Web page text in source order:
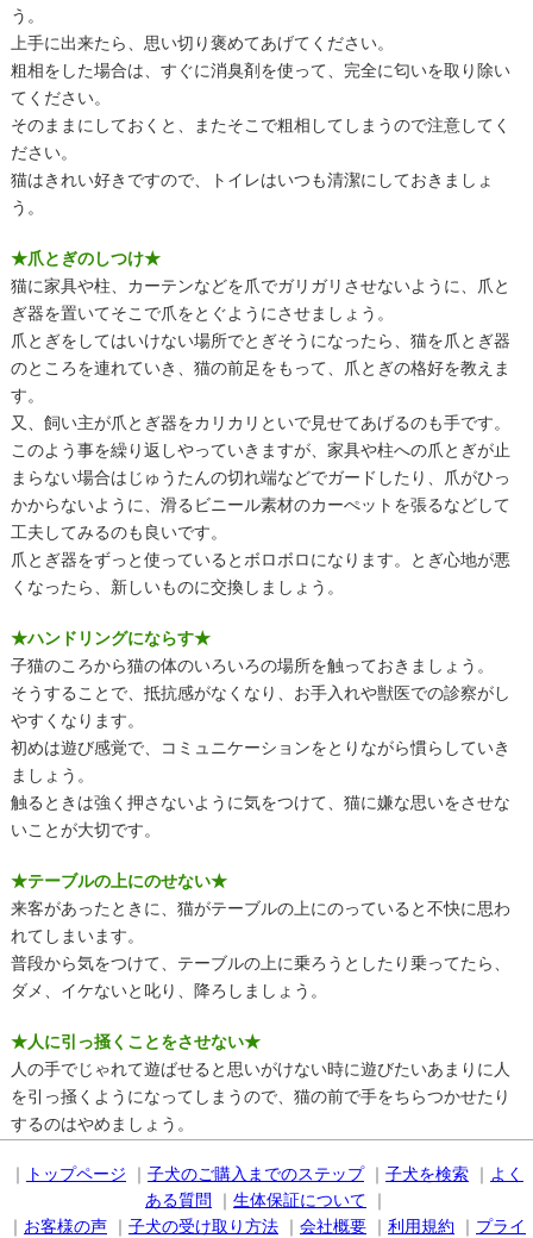
う。
上手に出来たら、思い切り褒めてあげてください。
粗相をした場合は、すぐに消臭剤を使って、完全に匂いを取り除い
てください。
そのままにしておくと、またそこで粗相してしまうので注意してく
ださい。
猫はきれい好きですので、トイレはいつも清潔にしておきましょ
う。
★爪とぎのしつけ★
猫に家具や柱、カーテンなどを爪でガリガリさせないように、爪と
ぎ器を置いてそこで爪をとぐようにさせましょう。
爪とぎをしてはいけない場所でとぎそうになったら、猫を爪とぎ器
のところを連れていき、猫の前足をもって、爪とぎの格好を教えま
す。
又、飼い主が爪とぎ器をカリカリといで見せてあげるのも手です。
このよう事を繰り返しやっていきますが、家具や柱への爪とぎが止
まらない場合はじゅうたんの切れ端などでガードしたり、爪がひっ
かからないように、滑るビニール素材のカーぺットを張るなどして
工夫してみるのも良いです。
爪とぎ器をずっと使っているとボロボロになります。とぎ心地が悪
くなったら、新しいものに交換しましょう。
★ハンドリングにならす★
子猫のころから猫の体のいろいろの場所を触っておきましょう。
そうすることで、抵抗感がなくなり、お手入れや獣医での診察がし
やすくなります。
初めは遊び感覚で、コミュニケーションをとりながら慣らしていき
ましょう。
触るときは強く押さないように気をつけて、猫に嫌な思いをさせな
いことが大切です。
★テーブルの上にのせない★
来客があったときに、猫がテーブルの上にのっていると不快に思わ
れてしまいます。
普段から気をつけて、テーブルの上に乗ろうとしたり乗ってたら、
ダメ、イケないと叱り、降ろしましょう。
★人に引っ掻くことをさせない★
人の手でじゃれて遊ばせると思いがけない時に遊びたいあまりに人
を引っ掻くようになってしまうので、猫の前で手をちらつかせたり
するのはやめましょう。
トップページ 子犬のご購入までのステップ｜ 子犬を検索
よく
ある質問
生体保証について
お客様の声 子犬の受け取り方法 会社概要 利用規約 プライ